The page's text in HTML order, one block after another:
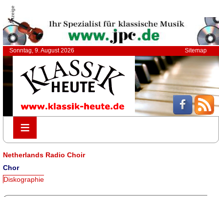
Anzeige
Sonntag, 9. August 2026 Sitemap
≡
≡
Netherlands Radio Choir
Chor
Diskographie